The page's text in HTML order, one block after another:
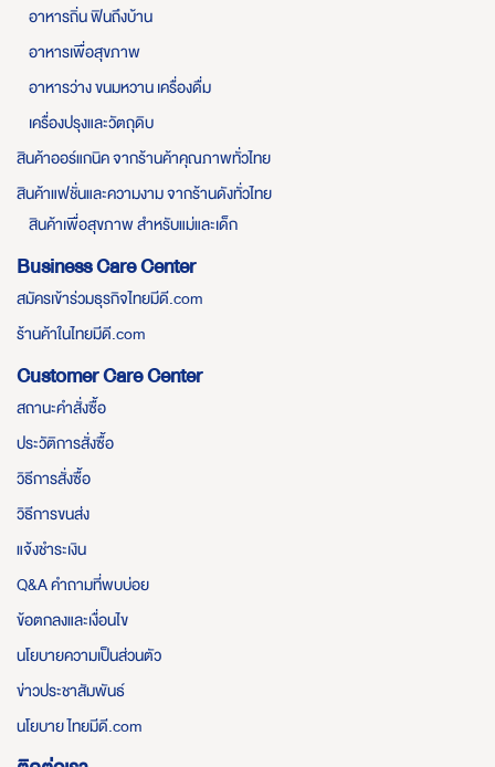
อาหารถิ่น ฟินถึงบ้าน
อาหารเพื่อสุขภาพ
อาหารว่าง ขนมหวาน เครื่องดื่ม
เครื่องปรุงและวัตถุดิบ
สินค้าออร์แกนิค จากร้านค้าคุณภาพทั่วไทย
สินค้าแฟชั่นและความงาม จากร้านดังทั่วไทย
สินค้าเพื่อสุขภาพ สำหรับแม่และเด็ก
Business Care Center
สมัครเข้าร่วมธุรกิจไทยมีดี.com
ร้านค้าในไทยมีดี.com
Customer Care Center
สถานะคำสั่งซื้อ
ประวัติการสั่งซื้อ
วิธีการสั่งซื้อ
วิธีการขนส่ง
แจ้งชำระเงิน
Q&A คำถามที่พบบ่อย
ข้อตกลงและเงื่อนไข
นโยบายความเป็นส่วนตัว
ข่าวประชาสัมพันธ์
นโยบาย ไทยมีดี.com